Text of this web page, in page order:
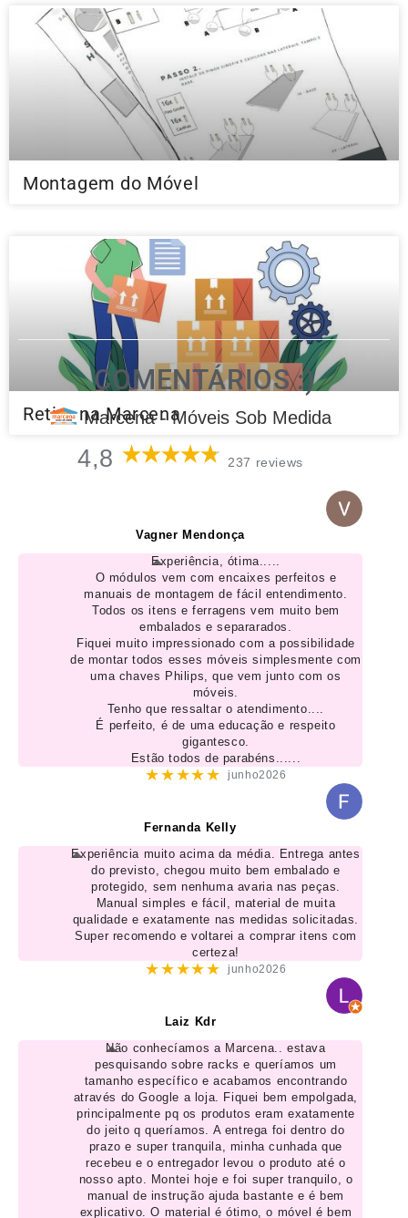
Montagem do Móvel
Retire na Marcena
COMENTÁRIOS :)
Marcena - Móveis Sob Medida
4,8 237 reviews
Vagner Mendonça
Experiência, ótima.....
O módulos vem com encaixes perfeitos e
manuais de montagem de fácil entendimento.
Todos os itens e ferragens vem muito bem
embalados e separarados.
Fiquei muito impressionado com a possibilidade
de montar todos esses móveis simplesmente com
uma chaves Philips, que vem junto com os
móveis.
Tenho que ressaltar o atendimento....
É perfeito, é de uma educação e respeito
gigantesco.
Estão todos de parabéns......
★★★★★ junho2026
Fernanda Kelly
Experiência muito acima da média. Entrega antes
do previsto, chegou muito bem embalado e
protegido, sem nenhuma avaria nas peças.
Manual simples e fácil, material de muita
qualidade e exatamente nas medidas solicitadas.
Super recomendo e voltarei a comprar itens com
certeza!
★★★★★ junho2026
Laiz Kdr
Não conhecíamos a Marcena.. estava
pesquisando sobre racks e queríamos um
tamanho específico e acabamos encontrando
através do Google a loja. Fiquei bem empolgada,
principalmente pq os produtos eram exatamente
do jeito q queríamos. A entrega foi dentro do
prazo e super tranquila, minha cunhada que
recebeu e o entregador levou o produto até o
nosso apto. Montei hoje e foi super tranquilo, o
manual de instrução ajuda bastante e é bem
explicativo. O material é ótimo, o móvel é bem